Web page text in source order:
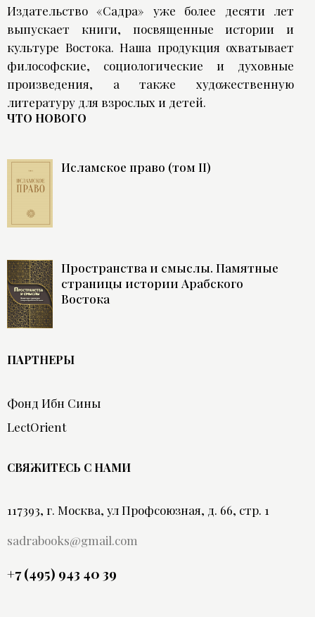
Издательство «Садра» уже более десяти лет
выпускает книги, посвященные истории и
культуре Востока. Наша продукция охватывает
философские, социологические и духовные
произведения, а также художественную
литературу для взрослых и детей.
ЧТО НОВОГО
Исламское право (том II)
Пространства и смыслы. Памятные
страницы истории Арабского
Востока
ПАРТНЕРЫ
Фонд Ибн Сины
LectOrient
СВЯЖИТЕСЬ С НАМИ
117393, г. Москва, ул Профсоюзная, д. 66, стр. 1
sadrabooks@gmail.com
+7 (495) 943 40 39